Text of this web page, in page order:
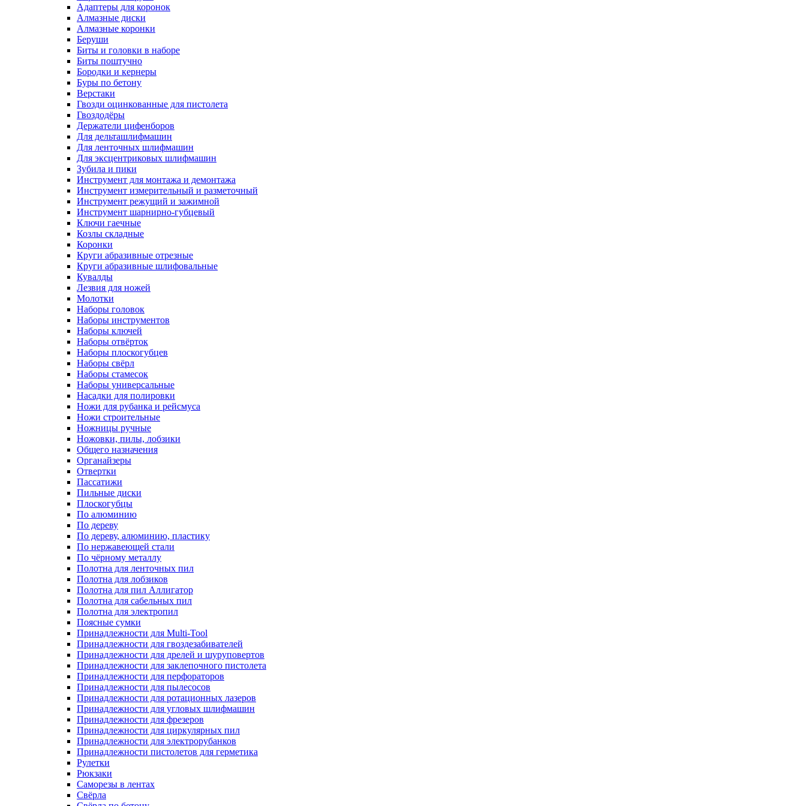
Адаптеры для коронок
Алмазные диски
Алмазные коронки
Беруши
Биты и головки в наборе
Биты поштучно
Бородки и кернеры
Буры по бетону
Верстаки
Гвозди оцинкованные для пистолета
Гвоздодёры
Держатели цифенборов
Для дельташлифмашин
Для ленточных шлифмашин
Для эксцентриковых шлифмашин
Зубила и пики
Инструмент для монтажа и демонтажа
Инструмент измерительный и разметочный
Инструмент режущий и зажимной
Инструмент шарнирно-губцевый
Ключи гаечные
Козлы складные
Коронки
Круги абразивные отрезные
Круги абразивные шлифовальные
Кувалды
Лезвия для ножей
Молотки
Наборы головок
Наборы инструментов
Наборы ключей
Наборы отвёрток
Наборы плоскогубцев
Наборы свёрл
Наборы стамесок
Наборы универсальные
Насадки для полировки
Ножи для рубанка и рейсмуса
Ножи строительные
Ножницы ручные
Ножовки, пилы, лобзики
Общего назначения
Органайзеры
Отвертки
Пассатижи
Пильные диски
Плоскогубцы
По алюминию
По дереву
По дереву, алюминию, пластику
По нержавеющей стали
По чёрному металлу
Полотна для ленточных пил
Полотна для лобзиков
Полотна для пил Аллигатор
Полотна для сабельных пил
Полотна для электропил
Поясные сумки
Принадлежности для Multi-Tool
Принадлежности для гвоздезабивателей
Принадлежности для дрелей и шуруповертов
Принадлежности для заклепочного пистолета
Принадлежности для перфораторов
Принадлежности для пылесосов
Принадлежности для ротационных лазеров
Принадлежности для угловых шлифмашин
Принадлежности для фрезеров
Принадлежности для циркулярных пил
Принадлежности для электрорубанков
Принадлежности пистолетов для герметика
Рулетки
Рюкзаки
Саморезы в лентах
Свёрла